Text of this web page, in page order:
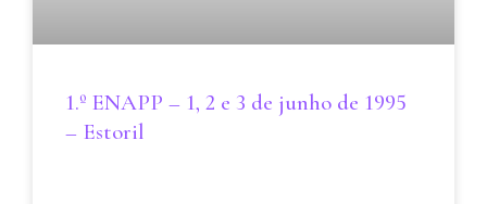
1.º ENAPP – 1, 2 e 3 de junho de 1995
– Estoril